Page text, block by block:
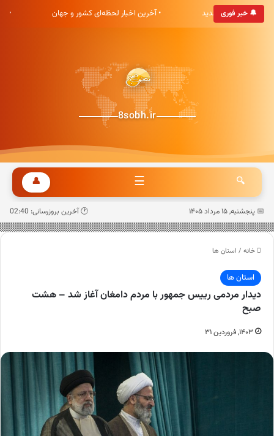
🔔 خبر فوری
هشت صبح خوش آمدید • آخرین اخبار لحظه‌ای کشور و جهان
8sobh.ir
🔍
☰
👤
📅 پنجشنبه, ۱۵ مرداد ۱۴۰۵ 🕐 آخرین بروزرسانی: 02:40
خانه / استان ها
استان ها
دیدار مردمی رییس جمهور با مردم دامغان آغاز شد – هشت
صبح
۱۴۰۳, فروردین ۳۱